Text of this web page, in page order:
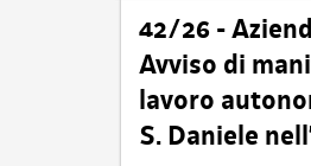
42/26 -
Avviso di
lavoro
S. Daniele